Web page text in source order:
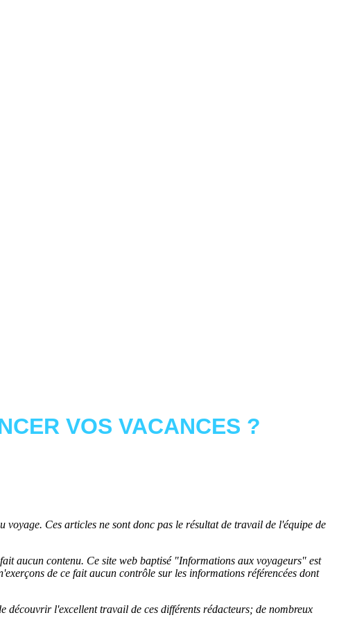
VOS VACANCES ?
Ces articles ne sont donc pas le résultat de travail de l'équipe de
aucun contenu. Ce site web baptisé "Informations aux voyageurs" est
de ce fait aucun contrôle sur les informations référencées dont
l'excellent travail de ces différents rédacteurs; de nombreux